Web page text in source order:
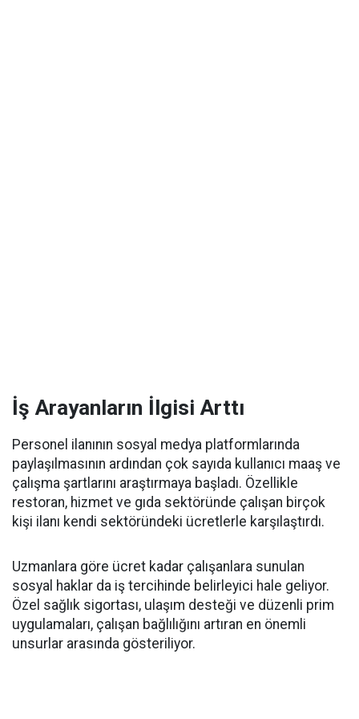
İş Arayanların İlgisi Arttı
Personel ilanının sosyal medya platformlarında
paylaşılmasının ardından çok sayıda kullanıcı maaş ve
çalışma şartlarını araştırmaya başladı. Özellikle
restoran, hizmet ve gıda sektöründe çalışan birçok
kişi ilanı kendi sektöründeki ücretlerle karşılaştırdı.
Uzmanlara göre ücret kadar çalışanlara sunulan
sosyal haklar da iş tercihinde belirleyici hale geliyor.
Özel sağlık sigortası, ulaşım desteği ve düzenli prim
uygulamaları, çalışan bağlılığını artıran en önemli
unsurlar arasında gösteriliyor.